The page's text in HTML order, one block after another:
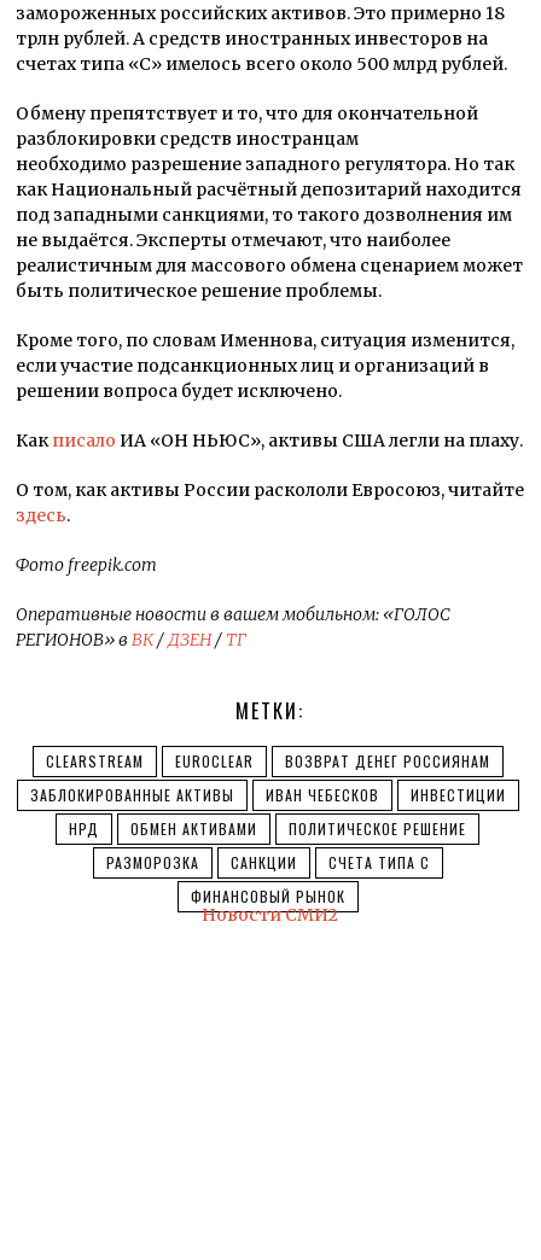
замороженных российских активов. Это примерно 18
трлн рублей. А средств иностранных инвесторов на
счетах типа «С» имелось всего около 500 млрд рублей.
Обмену препятствует и то, что для окончательной
разблокировки средств иностранцам
необходимо разрешение западного регулятора. Но так
как Национальный расчётный депозитарий находится
под западными санкциями, то такого дозволнения им
не выдаётся. Эксперты отмечают, что наиболее
реалистичным для массового обмена сценарием может
быть политическое решение проблемы.
Кроме того, по словам Именнова, ситуация изменится,
если участие подсанкционных лиц и организаций в
решении вопроса будет исключено.
Какписало ИА «ОН НЬЮС», активы США легли на плаху.
О том, как активы России раскололи Евросоюз, читайте
здесь.
Фото freepik.com
Оперативные новости в вашем мобильном: «ГОЛОС
РЕГИОНОВ» вВК/ДЗЕН/ ТГ
МЕТКИ:
CLEARSTREAM EUROCLEAR
ВОЗВРАТ ДЕНЕГ РОССИЯНАМ
ЗАБЛОКИРОВАННЫЕ АКТИВЫ
ИВАН ЧЕБЕСКОВ
ИНВЕСТИЦИИ
НРД
ОБМЕН АКТИВАМИ
ПОЛИТИЧЕСКОЕ РЕШЕНИЕ
РАЗМОРОЗКА
САНКЦИИ
СЧЕТА ТИПА С
ФИНАНСОВЫЙ РЫНОК
Новости СМИ2